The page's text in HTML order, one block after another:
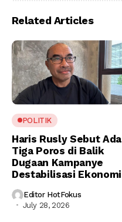
Related Articles
POLITIK
Haris Rusly Sebut Ada
Tiga Poros di Balik
Dugaan Kampanye
Destabilisasi Ekonomi
Editor HotFokus
July 28, 2026